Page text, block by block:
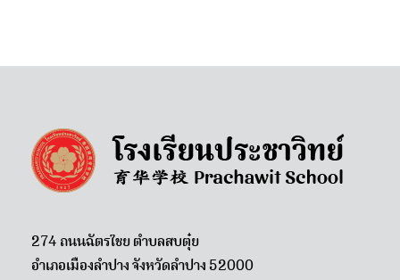
274 ถนนฉัตรไชย ตำบลสบตุ๋ย
อำเภอเมืองลำปาง จังหวัดลำปาง 52000